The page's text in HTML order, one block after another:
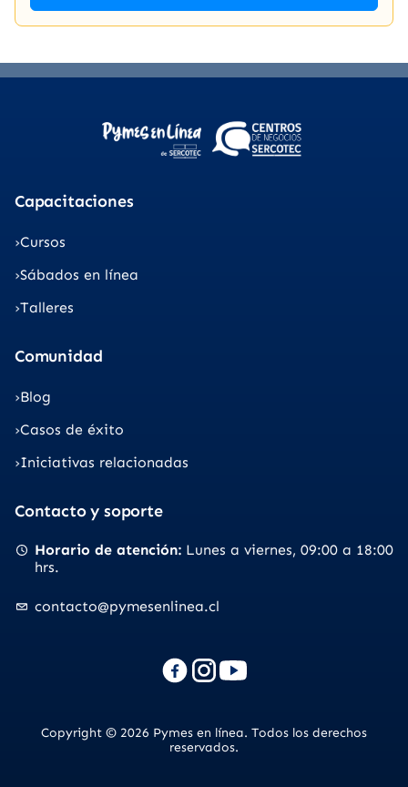
Capacitaciones
Cursos
Sábados en línea
Talleres
Comunidad
Blog
Casos de éxito
Iniciativas relacionadas
Contacto y soporte
Horario de atención Lunes a viernes 09:00 a 18:00
hrs.
contacto@pymesenlinea.cl
Copyright © 2026 Pymes en línea. Todos los derechos
reservados.